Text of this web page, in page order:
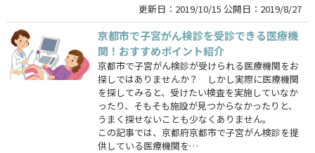
更新日： 2019/10/15 公開日： 2019/8/27
京都市で子宮がん検診を受診できる医療機
関！おすすめポイント紹介
京都市で子宮がん検診が受けられる医療機関をお
探しではありませんか？ しかし実際に医療機関
を探してみると、受けたい検査を実施していなか
ったり、そもそも施設が見つからなかったりと、
うまく探せないことも少なくありません。
この記事では、京都府京都市で子宮がん検診を提
供している医療機関を…